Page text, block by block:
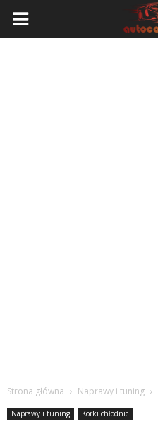
Strona główna Naprawy i tuning
Naprawy i tuning Korki chłodnic